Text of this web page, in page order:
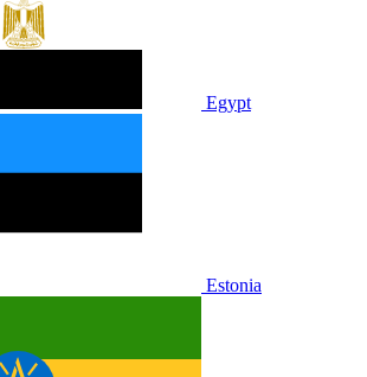
Egypt
Estonia